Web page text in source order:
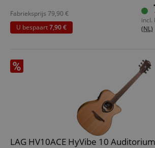
Finish: Hochglanz
incl.
(NL)
Fabrieksprijs 79,90 €
U bespaart7,90 €
LAG HV10ACE HyVibe 10